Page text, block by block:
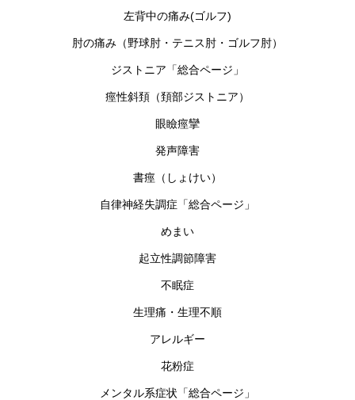
左背中の痛み(ゴルフ)
肘の痛み（野球肘・テニス肘・ゴルフ肘）
ジストニア「総合ページ」
痙性斜頚（頚部ジストニア）
眼瞼痙攣
発声障害
書痙（しょけい）
自律神経失調症「総合ページ」
めまい
起立性調節障害
不眠症
生理痛・生理不順
アレルギー
花粉症
メンタル系症状「総合ページ」